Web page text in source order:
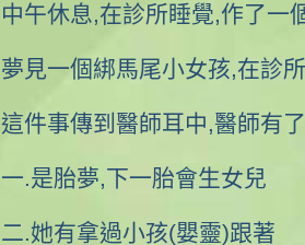
中午休息,在診所睡覺,作了一
夢見一個綁馬尾小女孩,在診
這件事傳到醫師耳中,醫師有
一.是胎夢,下一胎會生女兒
二.她有拿過小孩(嬰靈)跟著